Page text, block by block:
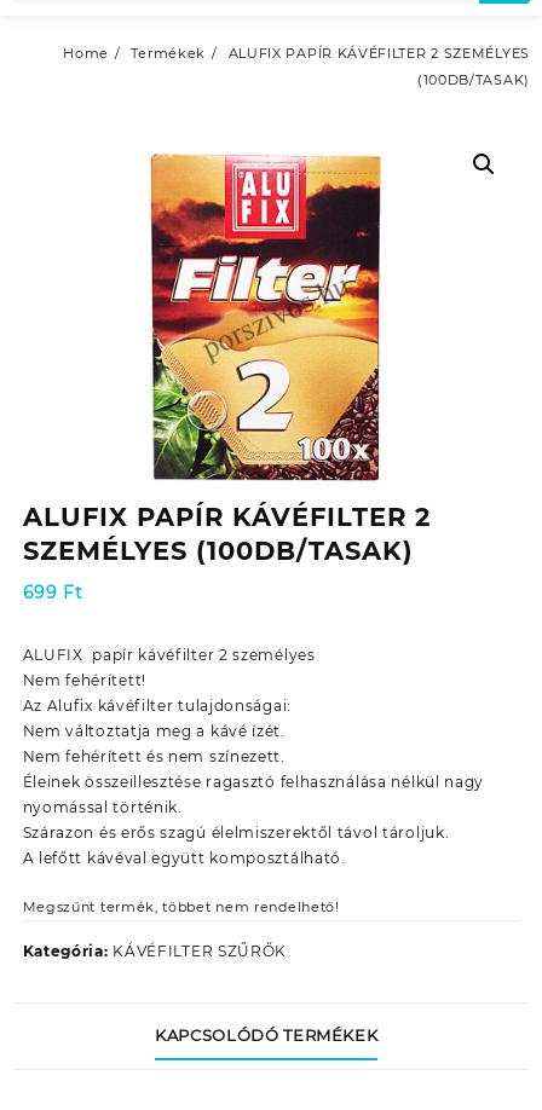
Home Termékek
ALUFIX PAPÍR KÁVÉFILTER 2 SZEMÉLYES
(100DB/TASAK)
ALUFIX PAPÍR KÁVÉFILTER 2
SZEMÉLYES (100DB/TASAK)
699 Ft
ALUFIX papír kávéfilter 2 személyes
Nem fehérített!
Az Alufix kávéfilter tulajdonságai:
Nem változtatja meg a kávé ízét.
Nem fehérített és nem színezett.
Éleinek összeillesztése ragasztó felhasználása nélkül nagy
nyomással történik.
Szárazon és erős szagú élelmiszerektől távol tároljuk.
A lefőtt kávéval együtt komposztálható.
Megszűnt termék, többet nem rendelhető!
Kategória: KÁVÉFILTER SZŰRŐK
KAPCSOLÓDÓ TERMÉKEK